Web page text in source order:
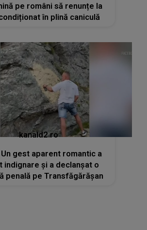
pe români să renunțe la
în plină caniculă
kanald2.ro
Un gest aparent romantic a
indignare și a declanșat o
penală pe Transfăgărășan